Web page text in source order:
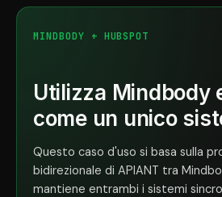
MINDBODY + HUBSPOT
Utilizza Mindbody
come un unico
Questo caso d'uso si basa sulla
bidirezionale di APIANT tra
mantiene entrambi i sistemi